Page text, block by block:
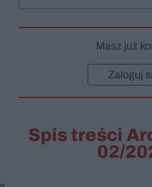
Masz już
Zaloguj
Spis treści
02/